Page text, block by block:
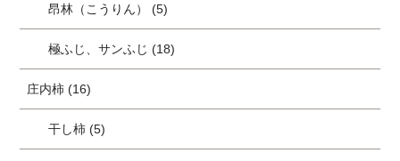
昂林（こうりん） (5)
極ふじ、サンふじ (18)
庄内柿 (16)
干し柿 (5)